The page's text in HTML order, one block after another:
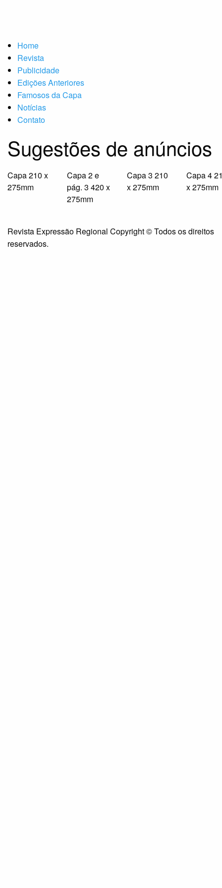
Home
Revista
Publicidade
Edições Anteriores
Famosos da Capa
Notícias
Contato
Sugestões de anúncios
Capa 210 x
275mm
Capa 2 e
pág. 3 420 x
275mm
Capa 3 210
x 275mm
Capa 4
x 275mm
Revista Expressão Regional Copyright © Todos os direitos
reservados.